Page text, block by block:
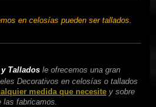
en celosías pueden ser tallados.
Tallados le ofrecemos una gran
Decorativos en celosías o tallados
medida que necesite y sobre
fabricamos.